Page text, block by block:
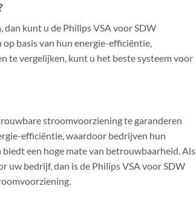
kunt u de Philips VSA voor SDW
basis van hun energie-efficiëntie,
te vergelijken, kunt u het beste systeem voor
stroomvoorziening te garanderen
efficiëntie, waardoor bedrijven hun
een hoge mate van betrouwbaarheid. Als
uw bedrijf, dan is de Philips VSA voor SDW